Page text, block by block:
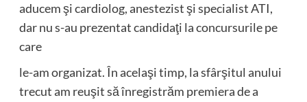
aducem şi cardiolog, anestezist şi specialist ATI,
dar nu s-au prezentat candidaţi la concursurile pe
care
le-am organizat. În acelaşi timp, la sfârşitul anului
trecut am reuşit să înregistrăm premiera de a